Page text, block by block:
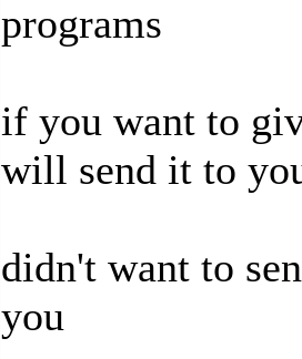
programs
if you want to
will send it to
didn't want to
you